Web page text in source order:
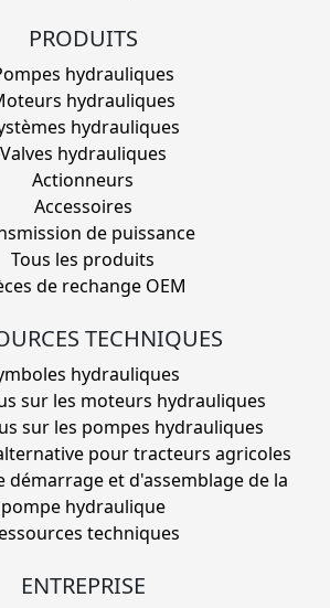
PRODUITS
hydrauliques
hydrauliques
hydrauliques
Valves hydrauliques
Actionneurs
Accessoires
de puissance
Tous les produits
de rechange OEM
TECHNIQUES
hydrauliques
sur les moteurs hydrauliques
sur les pompes hydrauliques
pour tracteurs agricoles
et d'assemblage de la
pompe hydraulique
techniques
ENTREPRISE